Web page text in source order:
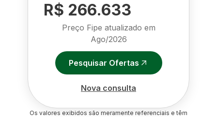
R$ 266.633
Preço Fipe atualizado em
Ago/2026
Pesquisar Ofertas
Nova consulta
Os valores exibidos são meramente referenciais e têm